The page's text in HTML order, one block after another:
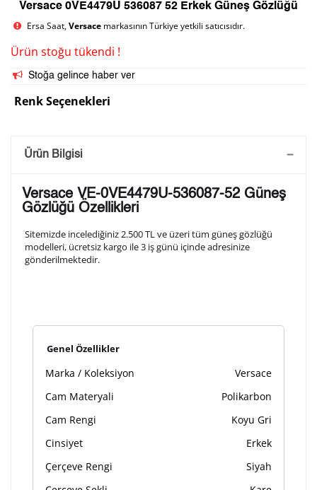
Versace 0VE4479U 536087 52 Erkek Güneş Gözlüğü
Ersa Saat,Versace markasının Türkiye yetkili satıcısıdır.
Ürün stoğu tükendi !
Stoğa gelince haber ver
Renk Seçenekleri
Saatini Kişiselleştir
arka kapağına gravür tekniği ile formda belirtmiş
olduğunuz şekilde işlenecektir.
1. Satır
3. Satır
Lütfen font seçiniz
Ön İzleme Vazgeç
Ürün Bilgisi
Versace VE-0VE4479U-536087-52 Güneş
Gözlüğü Özellikleri
Sitemizde incelediğiniz 2.500 TL ve üzeri tüm güneş gözlüğü
modelleri, ücretsiz kargo ile 3 iş günü içinde adresinize
gönderilmektedir.
Genel Özellikler
Marka / Koleksiyon
Versace
Cam Materyali
Polikarbon
Cam Rengi
Koyu Gri
Cinsiyet
Erkek
Çerçeve Rengi
Siyah